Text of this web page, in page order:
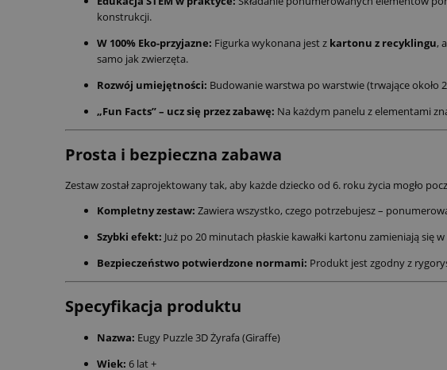
konstrukcji.
W 100% Eko-przyjazne: Figurka wykonana jest z kartonu z recyklingu,
samo jak zwierzęta.
Rozwój umiejętności: Budowanie warstwa po warstwie (trwające około
„Fun Facts” – ucz się przez zabawę: Na każdym panelu z elementami
Prosta i bezpieczna zabawa
Zestaw został zaprojektowany tak, aby każde dziecko od 6. roku życia mogło
Kompletny zestaw: Zawiera wszystko, czego potrzebujesz –
Szybki efekt: Już po 20 minutach płaskie kawałki kartonu zamieniają
Bezpieczeństwo potwierdzone normami: Produkt jest zgodny z
Specyfikacja produktu
Nazwa: Eugy Puzzle 3D Żyrafa (Giraffe)
Wiek: 6 lat +